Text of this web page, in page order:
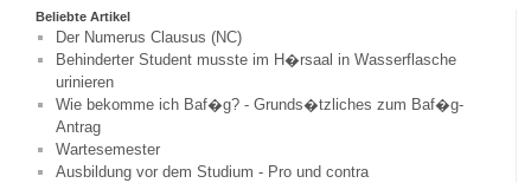
Beliebte Artikel
Der Numerus Clausus (NC)
Behinderter Student musste im H�rsaal in Wasserflasche
urinieren
Wie bekomme ich Baf�g? - Grunds�tzliches zum Baf�g-
Antrag
Wartesemester
Ausbildung vor dem Studium - Pro und contra